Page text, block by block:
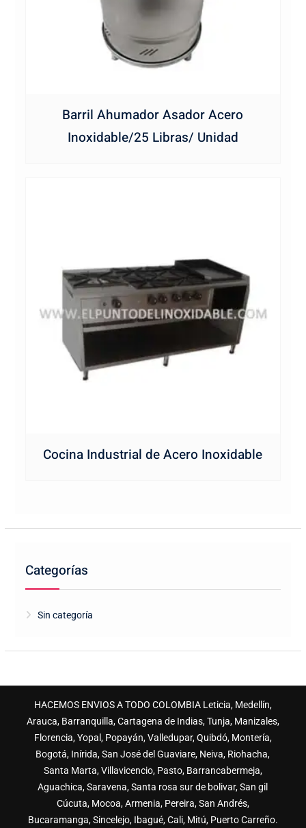
Barril Ahumador Asador Acero
Inoxidable/25 Libras/ Unidad
Cocina Industrial de Acero Inoxidable
Categorías
Sin categoría
HACEMOS ENVIOS A TODO COLOMBIA Leticia, Medellín,
Arauca, Barranquilla, Cartagena de Indias, Tunja, Manizales,
Florencia, Yopal, Popayán, Valledupar, Quibdó, Montería,
Bogotá, Inírida, San José del Guaviare, Neiva, Riohacha,
Santa Marta, Villavicencio, Pasto, Barrancabermeja,
Aguachica, Saravena, Santa rosa sur de bolivar, San gil
Cúcuta, Mocoa, Armenia, Pereira, San Andrés,
Bucaramanga, Sincelejo, Ibagué, Cali, Mitú, Puerto Carreño.